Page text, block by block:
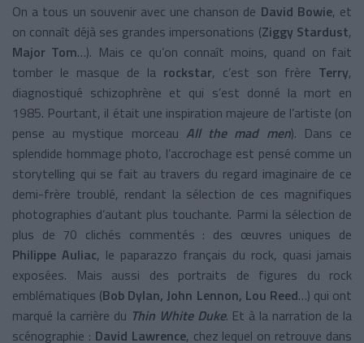
On a tous un souvenir avec une chanson de David Bowie, et
on connaît déjà ses grandes impersonations (Ziggy Stardust,
Major Tom…). Mais ce qu’on connaît moins, quand on fait
tomber le masque de la rockstar, c’est son frère Terry,
diagnostiqué schizophrène et qui s’est donné la mort en
1985. Pourtant, il était une inspiration majeure de l’artiste (on
pense au mystique morceau All the mad men). Dans ce
splendide hommage photo, l’accrochage est pensé comme un
storytelling qui se fait au travers du regard imaginaire de ce
demi-frère troublé, rendant la sélection de ces magnifiques
photographies d’autant plus touchante. Parmi la sélection de
plus de 70 clichés commentés : des œuvres uniques de
Philippe Auliac, le paparazzo français du rock, quasi jamais
exposées. Mais aussi des portraits de figures du rock
emblématiques (Bob Dylan, John Lennon, Lou Reed…) qui ont
marqué la carrière du Thin White Duke. Et à la narration de la
scénographie : David Lawrence, chez lequel on retrouve dans